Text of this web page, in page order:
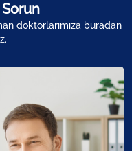
doktorlarımıza buradan